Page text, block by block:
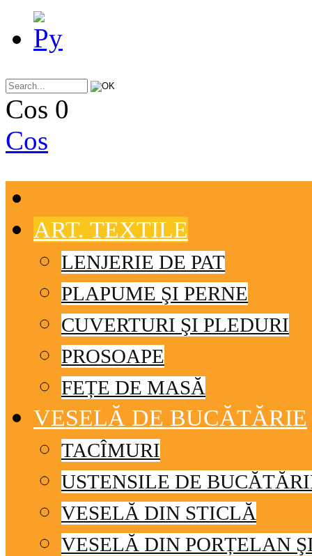
Cos 0
Cos
ART. TEXTILE
LENJERIE DE PAT
PLAPUME ŞI PERNE
CUVERTURI ŞI PLEDURI
PROSOAPE
FEȚE DE MASĂ
VESELĂ DE BUCĂTĂRIE
TACÎMURI
USTENSILE DE
VESELĂ DIN STICLĂ
VESELĂ DIN PORȚELAN